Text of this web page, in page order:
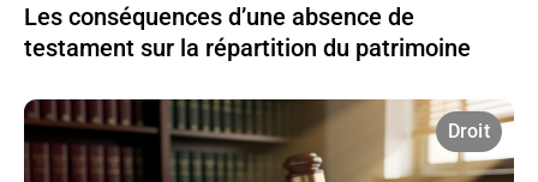
Les conséquences d’une absence de
testament sur la répartition du patrimoine
Droit